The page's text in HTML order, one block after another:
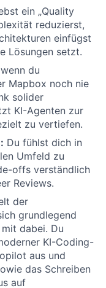
ein „Quality
reduzierst,
einfügst
Lösungen setzt.
du
Mapbox noch nie
solider
KI-Agenten zur
zu vertiefen.
Du fühlst dich in
Umfeld zu
offs verständlich
Reviews.
der
grundlegend
dabei. Du
KI-Coding-
aus und
das Schreiben
auf